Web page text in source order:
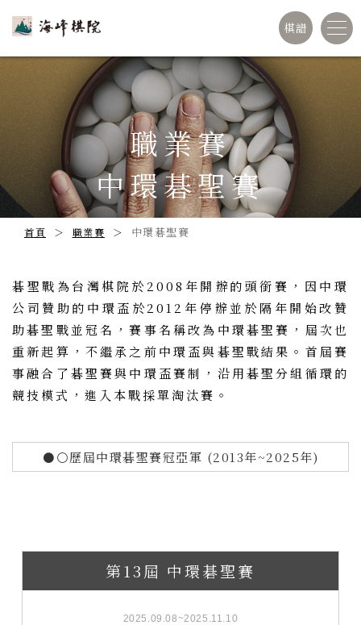
棋譜
職業賽
中環碁聖賽
首頁 職業賽 中環碁聖賽
碁聖戰為台灣棋院於2008年開辦的頭銜賽，因中環
公司贊助的中環盃於2012年停辦並於隔年開始改贊
助碁聖戰並冠名，賽事名稱改為中環碁聖賽，屆次也
重新起算，不繼承之前中環盃與碁聖戰結果。首屆賽
事融合了碁聖賽與中環盃賽制，沿用碁聖分組循環的
競技模式，進入本戰採單淘汰賽。
⚫⚪歷屆中環碁聖賽冠亞軍 (2013年~2025年)
第13屆 中環碁聖賽
2025.09.08~2025.11.10